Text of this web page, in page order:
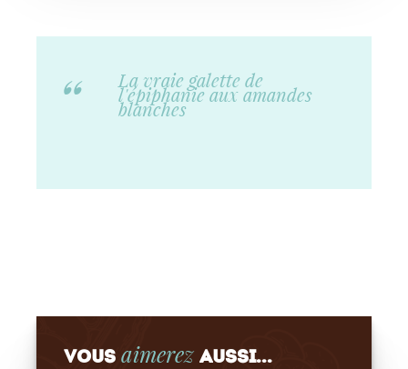
La vraie galette de
l'épiphanie aux amandes
blanches
Vous aimerez aussi...